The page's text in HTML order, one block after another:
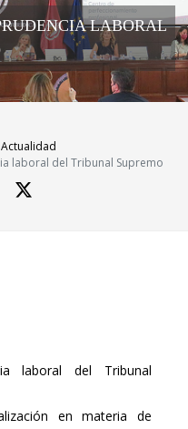
LABORAL
Actualidad
laboral del Tribunal Supremo
laboral del Tribunal
en materia de